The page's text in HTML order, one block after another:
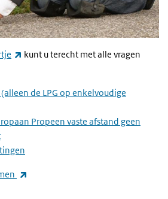
(externe link)
kunt u terecht met alle vragen
(alleen de LPG op enkelvoudige
Propeen vaste afstand geen